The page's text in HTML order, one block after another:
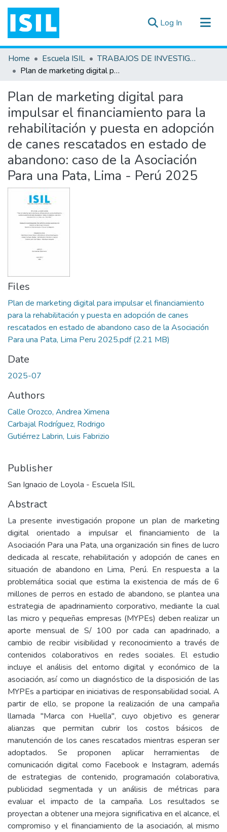
Log In (current)
All of DSpace
Statistics
Documentos ▾
Home Escuela ISIL
TRABAJOS DE INVESTIGACIÓN
Plan de marketing digital para impulsar el financiamiento para la rehabilitación y puesta en adopción de canes rescatados en estado de abandono: caso de la Asociación Para una Pata, Lima - Perú 2025
Plan de marketing digital para
impulsar el financiamiento para la
rehabilitación y puesta en adopción
de canes rescatados en estado de
abandono: caso de la Asociación
Para una Pata, Lima - Perú 2025
Files
Plan de marketing digital para impulsar el financiamiento
para la rehabilitación y puesta en adopción de canes
rescatados en estado de abandono caso de la Asociación
Para una Pata, Lima Peru 2025.pdf(2.21 MB)
Date
2025-07
Authors
Calle Orozco, Andrea Ximena
Carbajal Rodríguez, Rodrigo
Gutiérrez Labrin, Luis Fabrizio
Publisher
San Ignacio de Loyola - Escuela ISIL
Abstract
La presente investigación propone un plan de marketing
digital orientado a impulsar el financiamiento de la
Asociación Para una Pata, una organización sin fines de lucro
dedicada al rescate, rehabilitación y adopción de canes en
situación de abandono en Lima, Perú. En respuesta a la
problemática social que estima la existencia de más de 6
millones de perros en estado de abandono, se plantea una
estrategia de apadrinamiento corporativo, mediante la cual
las micro y pequeñas empresas (MYPEs) deben realizar un
aporte mensual de S/ 100 por cada can apadrinado, a
cambio de recibir visibilidad y reconocimiento a través de
contenidos colaborativos en redes sociales. El estudio
incluye el análisis del entorno digital y económico de la
asociación, así como un diagnóstico de la disposición de las
MYPEs a participar en iniciativas de responsabilidad social. A
partir de ello, se propone la realización de una campaña
llamada "Marca con Huella", cuyo objetivo es generar
alianzas que permitan cubrir los costos básicos de
manutención de los canes rescatados mientras esperan ser
adoptados. Se proponen aplicar herramientas de
comunicación digital como Facebook e Instagram, además
de estrategias de contenido, programación colaborativa,
publicidad segmentada y un análisis de métricas para
evaluar el impacto de la campaña. Los resultados se
proyectan a obtener una mejora significativa en el alcance, el
compromiso y el financiamiento de la asociación, al mismo